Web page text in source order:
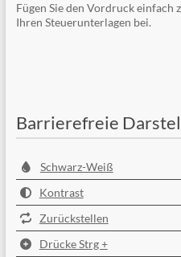
Fügen Sie den Vordruck einfach
Ihren Steuerunterlagen bei.
Barrierefreie
Schwarz-Weiß
Kontrast
Zurückstellen
Drücke Strg +